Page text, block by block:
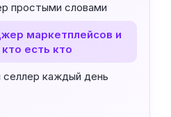
простыми словами
маркетплейсов и
есть кто
каждый день